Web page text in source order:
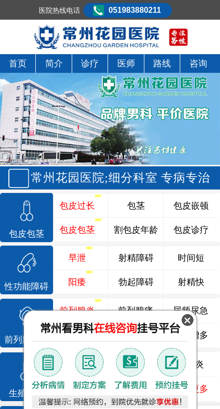
首页 简介 诊疗 医师 路线 咨询
常州花园医院;细分科室 专病专治
包皮包茎
包皮过长
包皮包茎
包茎
割包皮年龄
包皮嵌顿
包皮诊疗
性功能障碍
早泄
阳痿
射精障碍
勃起障碍
时间短
射精快
前列腺疾病
前列腺炎 前列腺痛 尿频尿急
前列腺增生 排尿不畅 夜尿增多
生殖感染
龟头炎 睾丸炎 尿道炎
尿相关 泌尿感染 了解更多
医院热线电话 051983880211